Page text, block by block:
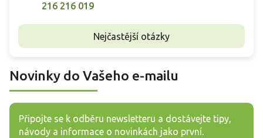
216 216 019
Nejčastější otázky
Novinky do Vašeho e-mailu
Připojte se k odběru newsletteru a dostávejte tipy,
návody a informace o novinkách jako první.